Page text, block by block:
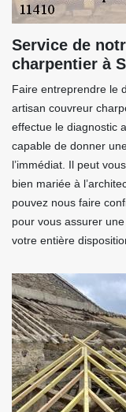
Service de
charpentier à
Faire entreprendre le
artisan couvreur
effectue le diagnostic
capable de donner
l’immédiat. Il peut
bien mariée à
pouvez nous faire
pour vous assurer
votre entière